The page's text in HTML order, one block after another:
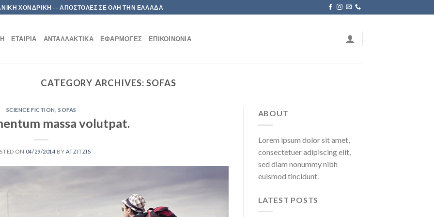
ΧΟΝΔΡΙΚΗ -- ΑΠΟΣΤΟΛΕΣ ΣΕ ΟΛΗ ΤΗΝ ΕΛΛΑΔΑ
ΕΤΑΙΡΊΑ ΑΝΤΑΛΛΑΚΤΙΚΆ ΕΦΑΡΜΟΓΈΣ ΕΠΙΚΟΙΝΩΝΊΑ
CATEGORY ARCHIVES:SOFAS
SCIENCE FICTION ,SOFAS
massa volutpat.
ON 04/29/2014 BY ATZITZIS
ABOUT
Lorem ipsum dolor sit amet,
consectetuer adipiscing elit,
sed diam nonummy nibh
euismod tincidunt.
LATEST POSTS